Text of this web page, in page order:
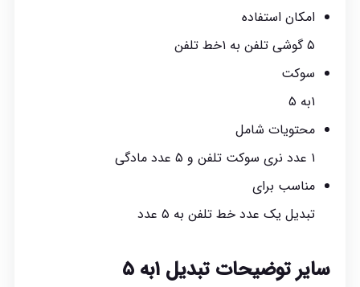
امکان استفاده
۵ گوشی تلفن به ۱خط تلفن
سوکت
۱به ۵
محتویات شامل
۱ عدد نری سوکت تلفن و ۵ عدد مادگی
مناسب برای
تبدیل یک عدد خط تلفن به ۵ عدد
سایر توضیحات تبدیل ۱به ۵